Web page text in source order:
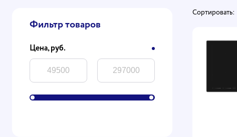
Фильтр товаров
Цена, руб.
Сортировать: